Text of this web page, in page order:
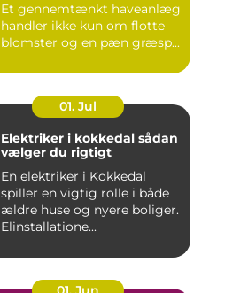
Et gennemtænkt haveanlæg
handler ikke kun om flotte
blomster og en pæn græsp...
01. Jul
Elektriker i kokkedal sådan
vælger du rigtigt
En elektriker i Kokkedal
spiller en vigtig rolle i både
ældre huse og nyere boliger.
Elinstallatione...